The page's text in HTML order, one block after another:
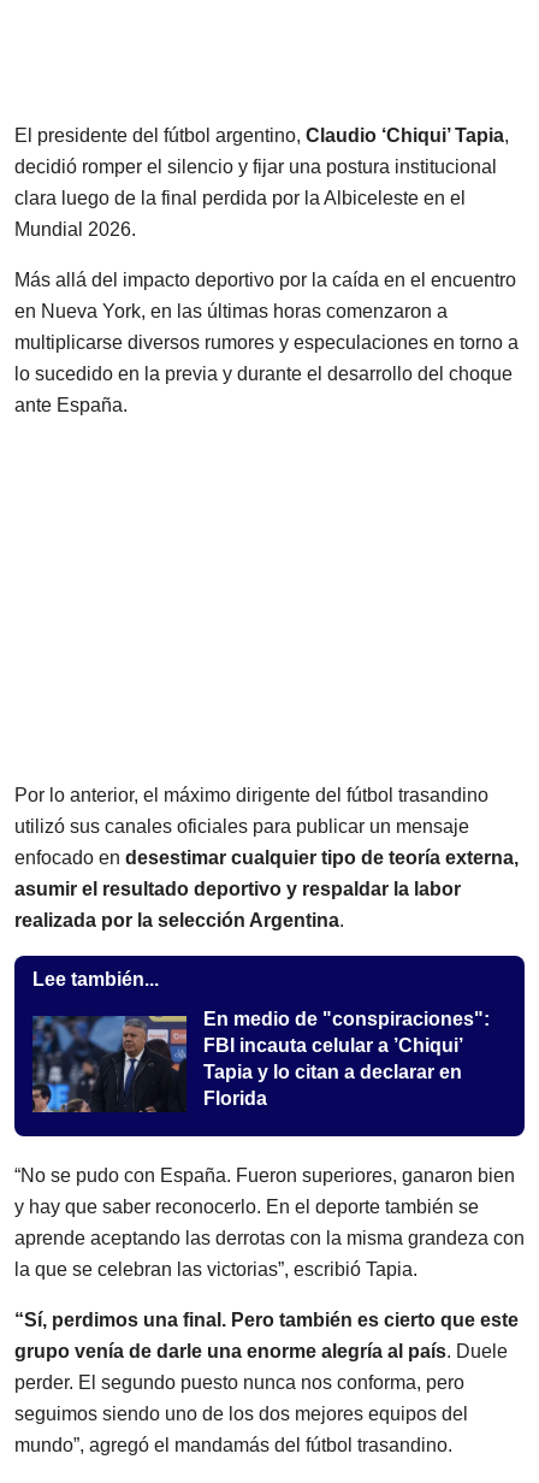
El presidente del fútbol argentino, Claudio ‘Chiqui’ Tapia,
decidió romper el silencio y fijar una postura institucional
clara luego de la final perdida por la Albiceleste en el
Mundial 2026.
Más allá del impacto deportivo por la caída en el encuentro
en Nueva York, en las últimas horas comenzaron a
multiplicarse diversos rumores y especulaciones en torno a
lo sucedido en la previa y durante el desarrollo del choque
ante España.
Por lo anterior, el máximo dirigente del fútbol trasandino
utilizó sus canales oficiales para publicar un mensaje
enfocado en desestimar cualquier tipo de teoría externa,
asumir el resultado deportivo y respaldar la labor
realizada por la selección Argentina.
Lee también...
En medio de "conspiraciones":
FBI incauta celular a ’Chiqui’
Tapia y lo citan a declarar en
Florida
“No se pudo con España. Fueron superiores, ganaron bien
y hay que saber reconocerlo. En el deporte también se
aprende aceptando las derrotas con la misma grandeza con
la que se celebran las victorias”, escribió Tapia.
“Sí, perdimos una final. Pero también es cierto que este
grupo venía de darle una enorme alegría al país. Duele
perder. El segundo puesto nunca nos conforma, pero
seguimos siendo uno de los dos mejores equipos del
mundo”, agregó el mandamás del fútbol trasandino.